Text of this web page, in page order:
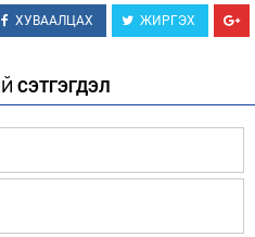
ХУВААЛЦАХ ЖИРГЭХ
СЭТГЭГДЭЛ